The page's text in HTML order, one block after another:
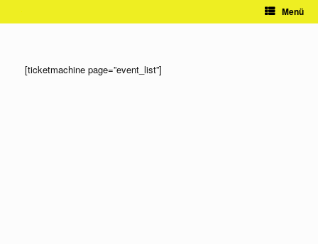
Menü
[ticketmachine page=”event_list”]